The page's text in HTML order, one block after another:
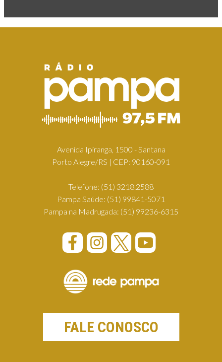
Avenida Ipiranga, 1500 - Santana
Porto Alegre/RS | CEP: 90160-091
Telefone: (51) 3218.2588
Pampa Saúde: (51) 99841-5071
Pampa na Madrugada: (51) 99236-6315
FALE CONOSCO